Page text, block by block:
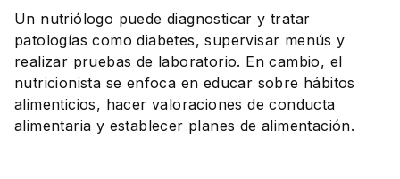
Un nutriólogo puede diagnosticar y tratar
patologías como diabetes, supervisar menús y
realizar pruebas de laboratorio. En cambio, el
nutricionista se enfoca en educar sobre hábitos
alimenticios, hacer valoraciones de conducta
alimentaria y establecer planes de alimentación.